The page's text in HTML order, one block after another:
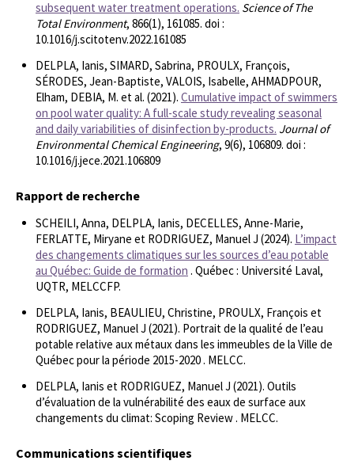
subsequent water treatment operations. Science of The
Total Environment, 866(1), 161085. doi :
10.1016/j.scitotenv.2022.161085
DELPLA, Ianis, SIMARD, Sabrina, PROULX, François,
SÉRODES, Jean-Baptiste, VALOIS, Isabelle, AHMADPOUR,
Elham, DEBIA, M. et al. (2021). Cumulative impact of swimmers
on pool water quality: A full-scale study revealing seasonal
and daily variabilities of disinfection by-products. Journal of
Environmental Chemical Engineering, 9(6), 106809. doi :
10.1016/j.jece.2021.106809
Rapport de recherche
SCHEILI, Anna, DELPLA, Ianis, DECELLES, Anne-Marie,
FERLATTE, Miryane et RODRIGUEZ, Manuel J (2024). L’impact
des changements climatiques sur les sources d’eau potable
au Québec: Guide de formation . Québec : Université Laval,
UQTR, MELCCFP.
DELPLA, Ianis, BEAULIEU, Christine, PROULX, François et
RODRIGUEZ, Manuel J (2021). Portrait de la qualité de l’eau
potable relative aux métaux dans les immeubles de la Ville de
Québec pour la période 2015-2020 . MELCC.
DELPLA, Ianis et RODRIGUEZ, Manuel J (2021). Outils
d’évaluation de la vulnérabilité des eaux de surface aux
changements du climat: Scoping Review . MELCC.
Communications scientifiques